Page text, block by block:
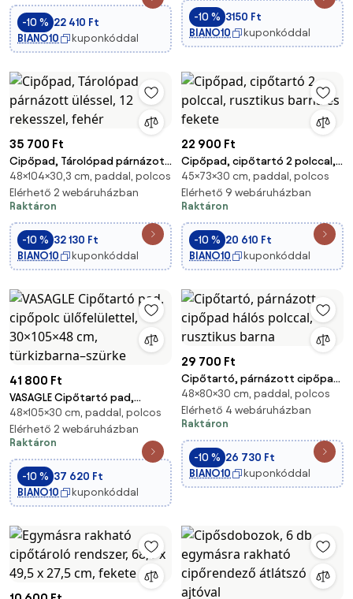
-10 % 22 410 Ft
BIANO10
kuponkóddal
-10 % 3150 Ft
BIANO10
kuponkóddal
35 700 Ft
Cipőpad, Tárolópad párnázott
üléssel, 12 rekesszel, fehér
48×104×30,3 cm, paddal, polcos
Elérhető 2 webáruházban
Raktáron
-10 % 32 130 Ft
BIANO10
kuponkóddal
22 900 Ft
Cipőpad, cipőtartó 2 polccal,
rusztikus barna és fekete
45×73×30 cm, paddal, polcos
Elérhető 9 webáruházban
Raktáron
-10 % 20 610 Ft
BIANO10
kuponkóddal
41 800 Ft
VASAGLE Cipőtartó pad,
cipőpolc ülőfelülettel,
30×105×48 cm, türkizbarna–
szürke
48×105×30 cm, paddal, polcos
Elérhető 2 webáruházban
Raktáron
-10 % 37 620 Ft
BIANO10
kuponkóddal
29 700 Ft
Cipőtartó, párnázott cipőpad
hálós polccal, rusztikus barna
48×80×30 cm, paddal, polcos
Elérhető 4 webáruházban
Raktáron
-10 % 26 730 Ft
BIANO10
kuponkóddal